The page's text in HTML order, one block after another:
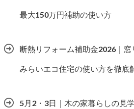
最大150万円補助の使い方
断熱リフォーム補助金2026｜窓
みらいエコ住宅の使い方を徹底
5月2・3日｜木の家暮らしの見